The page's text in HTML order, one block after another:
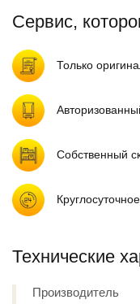
Сервис,
Только
Собственный
Технические
Производитель